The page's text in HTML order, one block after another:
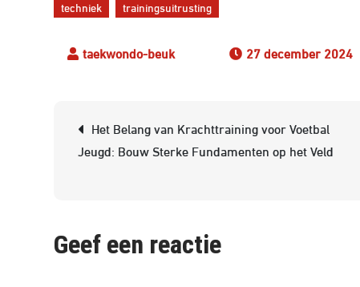
techniek
trainingsuitrusting
27 december 2024
Berichtnavigatie
Het Belang van Krachttraining voor Voetbal
Jeugd: Bouw Sterke Fundamenten op het Veld
Geef een reactie